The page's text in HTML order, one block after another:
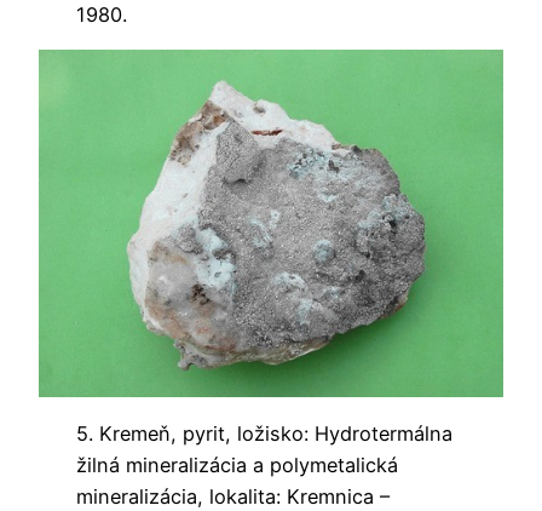
1980.
5. Kremeň, pyrit, ložisko: Hydrotermálna
žilná mineralizácia a polymetalická
mineralizácia, lokalita: Kremnica –